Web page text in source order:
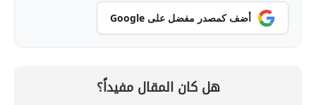
أضف كمصدر مفضل على Google
هل كان المقال مفيداً؟